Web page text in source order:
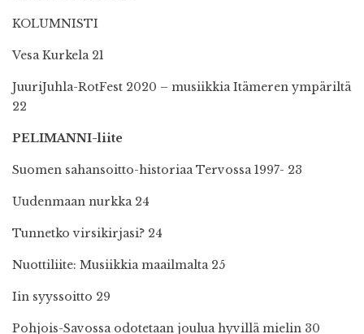
KOLUMNISTI
Vesa Kurkela 21
JuuriJuhla-RotFest 2020 – musiikkia Itämeren ympäriltä
22
PELIMANNI-liite
Suomen sahansoitto-historiaa Tervossa 1997- 23
Uudenmaan nurkka 24
Tunnetko virsikirjasi? 24
Nuottiliite: Musiikkia maailmalta 25
Iin syyssoitto 29
Pohjois-Savossa odotetaan joulua hyvillä mielin 30